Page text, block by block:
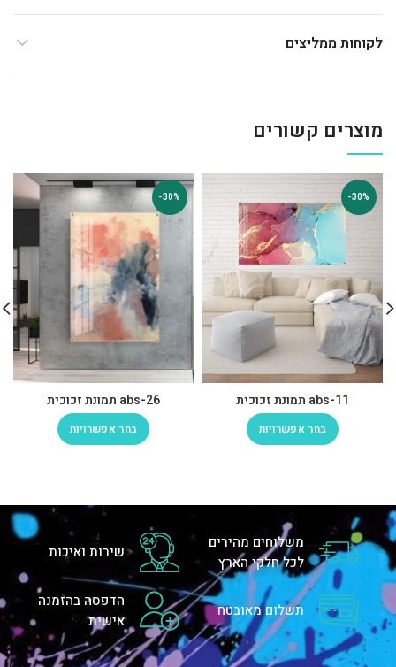
לקוחות ממליצים
מוצרים קשורים
-30%
abs-11 תמונת זכוכית
בחר אפשרויות
-30%
abs-26 תמונת זכוכית
בחר אפשרויות
משלוחים מהירים
לכל חלקי הארץ
שירות ואיכות
תשלום מאובטח
הדפסה בהזמנה
אישית